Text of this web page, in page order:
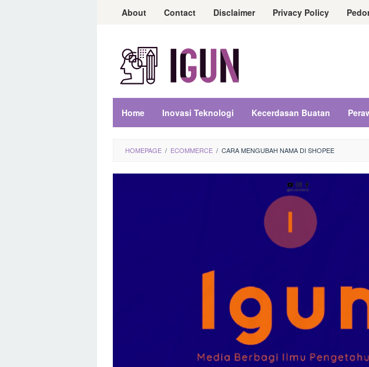
LoncatAbout Contact Disclaimer Privacy Policy
Home Inovasi Teknologi Kecerdasan Buatan
HOMEPAGE / ECOMMERCE / CARA MENGUBAH NAMA DI SHOPEE